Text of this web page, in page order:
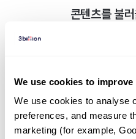
We use cookies to
We use cookies to analyse
preferences, and measure
marketing (for example,
콘텐츠를 불